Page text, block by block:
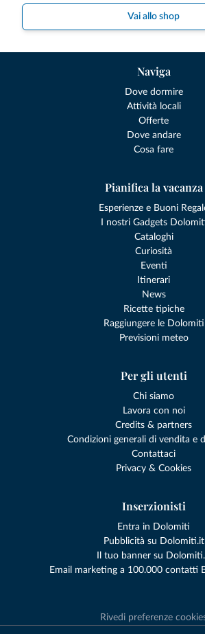
Vai allo shop
Naviga
Dove dormire
Attività locali
Offerte
Dove andare
Cosa fare
Pianifica la vacanza
Esperienze e Buoni
I nostri Gadgets
Cataloghi
Curiosità
Eventi
Itinerari
News
Ricette tipiche
Raggiungere le Dolomiti
Previsioni meteo
Per gli utenti
Chi siamo
Lavora con noi
Credits & partners
Condizioni generali di vendita e
Contattaci
Privacy & Cookies
Inserzionisti
Entra in Dolomiti
Pubblicità su Dolomiti.it
Il tuo banner su
Email marketing a 100.000 contatti
Rivedi preferenze